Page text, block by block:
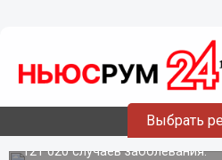
Выбрать
Еще 207 человек
коронавирусом в
области
Всего с начала пандемии в
121 020 случаев заболевания.